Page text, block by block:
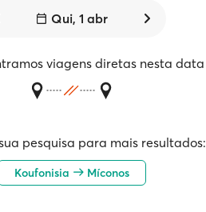
Qui, 1 abr
viagens diretas nesta data
pesquisa para mais resultados:
Koufonisia Míconos